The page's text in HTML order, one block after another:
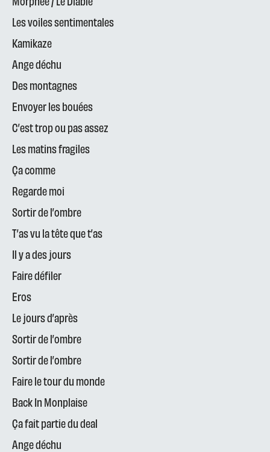
Les voiles sentimentales
Kamikaze
Ange déchu
Des montagnes
Envoyer les bouées
C’est trop ou pas assez
Les matins fragiles
Ça comme
Regarde moi
Sortir de l’ombre
T’as vu la tête que t’as
Il y a des jours
Faire défiler
Eros
Le jours d’après
Sortir de l’ombre
Sortir de l’ombre
Faire le tour du monde
Back In Monplaise
Ça fait partie du deal
Ange déchu